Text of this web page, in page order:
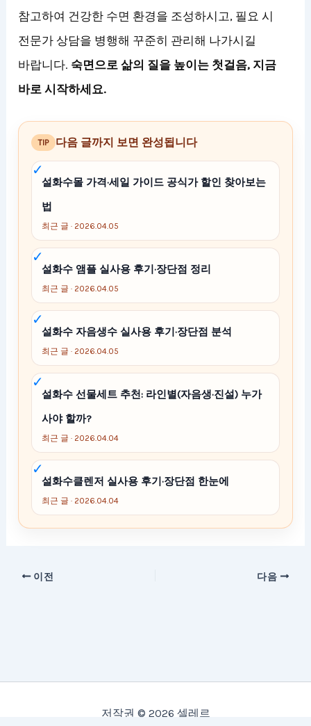
참고하여 건강한 수면 환경을 조성하시고, 필요 시
전문가 상담을 병행해 꾸준히 관리해 나가시길
바랍니다. 숙면으로 삶의 질을 높이는 첫걸음, 지금
바로 시작하세요.
TIP 다음 글까지 보면 완성됩니다
설화수몰 가격·세일 가이드 공식가 할인 찾아보는
법
최근 글 · 2026.04.05
설화수 앰플 실사용 후기·장단점 정리
최근 글 · 2026.04.05
설화수 자음생수 실사용 후기·장단점 분석
최근 글 · 2026.04.05
설화수 선물세트 추천: 라인별(자음생·진설) 누가
사야 할까?
최근 글 · 2026.04.04
설화수클렌저 실사용 후기·장단점 한눈에
최근 글 · 2026.04.04
이전 다음
저작권 © 2026 셀레르